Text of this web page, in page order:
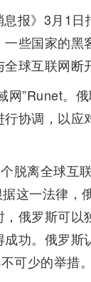
报》3月1日
些国家的黑
球互联网断
网”Runet。
协调，以应
脱离全球互
这一法律，
俄罗斯可以
功。俄罗斯
可少的举措。